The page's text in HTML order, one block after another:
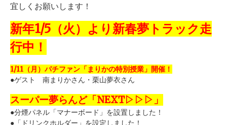
宜しくお願いします！
新年1/5（火）より新春夢トラック走
行中！
1/11（月）パチファン「まりかの特別授業」開催！
●ゲスト 南まりかさん・栗山夢衣さん
スーパー夢らんど「NEXT▷▷▷」
●分煙パネル「マナーボード」を設置しました！
●「ドリンクホルダー」を設定しました！